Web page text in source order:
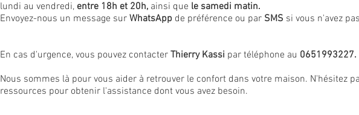
lundi au vendredi, entre 18h et 20h, ainsi que le samedi matin.
Envoyez-nous un message sur WhatsApp de préférence ou par SMS si vous n'avez
En cas d'urgence, vous pouvez contacter Thierry Kassi par téléphone au 0651993227.
Nous sommes là pour vous aider à retrouver le confort dans votre maison. N'hésitez
ressources pour obtenir l'assistance dont vous avez besoin.